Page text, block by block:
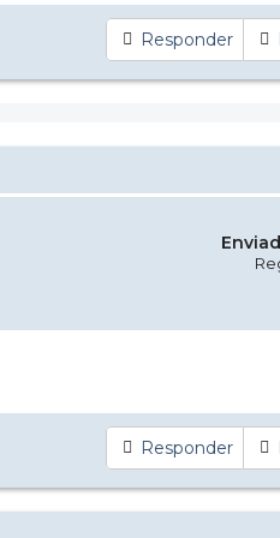
Responder
Responder